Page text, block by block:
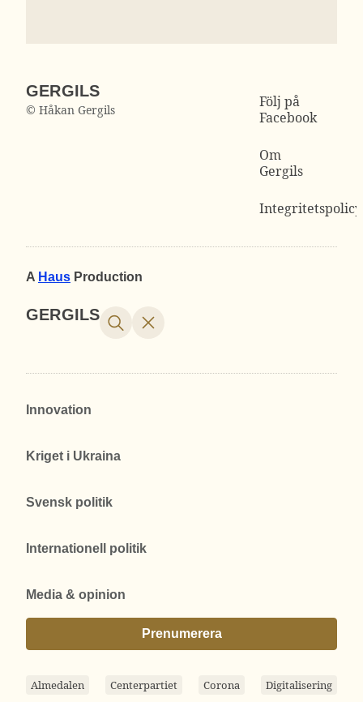
GERGILS
© Håkan Gergils
Följ på
Facebook
Om
Gergils
Integritetspolicy
A Haus Production
GERGILS
Innovation
Kriget i Ukraina
Svensk politik
Internationell politik
Media & opinion
Prenumerera
Almedalen Centerpartiet Corona Digitalisering